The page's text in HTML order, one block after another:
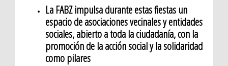
La FABZ impulsa durante estas fiestas un
espacio de asociaciones vecinales y entidades
sociales, abierto a toda la ciudadanía, con la
promoción de la acción social y la solidaridad
como pilares